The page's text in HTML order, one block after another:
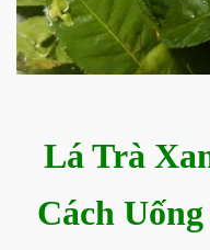
Lá Trà
Cách